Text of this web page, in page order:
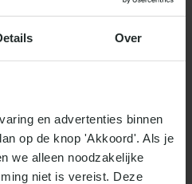
Over
en advertenties binnen
op de knop 'Akkoord'. Als je
we alleen noodzakelijke
niet is vereist. Deze